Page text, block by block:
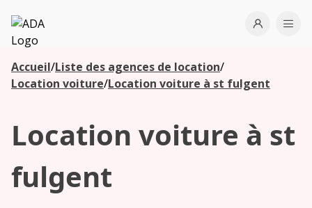
ADA
Open
Accueil/Liste des agences de location/
Location voiture/Location voiture à st fulgent
Location voiture à st
fulgent
Les
agences à
Commencez
votre
recherche